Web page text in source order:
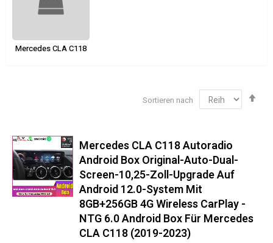
Mercedes CLA C118
Sortieren nach
Mercedes CLA C118 Autoradio
Android Box Original-Auto-Dual-
Screen-10,25-Zoll-Upgrade Auf
Android 12.0-System Mit
8GB+256GB 4G Wireless CarPlay -
NTG 6.0 Android Box Für Mercedes
CLA C118 (2019-2023)